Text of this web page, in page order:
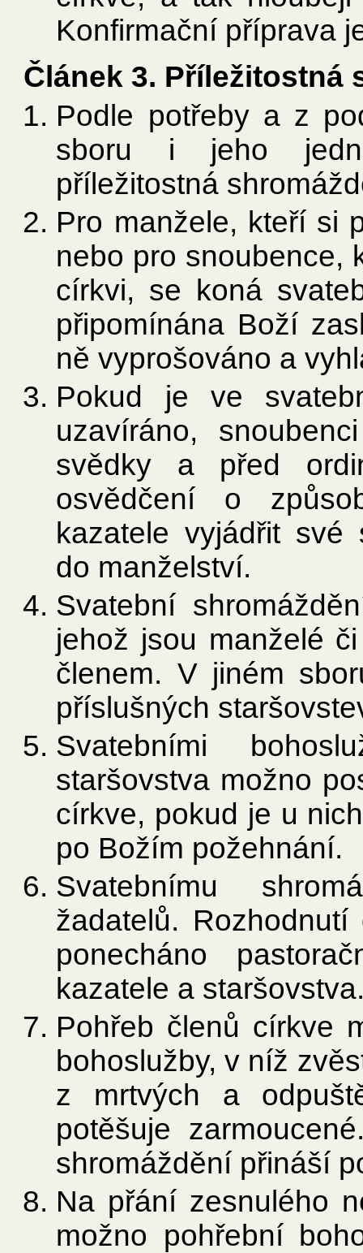
Konfirmační příprava
Článek 3. Příležitostná
Podle potřeby a z
sboru i jeho
příležitostná
Pro manžele, kteří si
nebo pro snoubence,
církvi, se koná
připomínána Boží
ně vyprošováno a
Pokud je ve
uzavíráno,
svědky a před
osvědčení o
kazatele vyjádřit své
do manželství.
Svatební
jehož jsou manželé
členem. V jiném
příslušných
Svatebními
staršovstva možno
církve, pokud je u
po Božím požehnání.
Svatebnímu
žadatelů.
ponecháno
kazatele a
Pohřeb členů církve
bohoslužby, v níž
z mrtvých a
potěšuje
shromáždění přináší
Na přání zesnulého
možno pohřební